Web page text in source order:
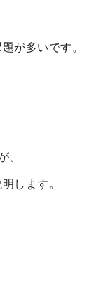
が多いです。
、
します。